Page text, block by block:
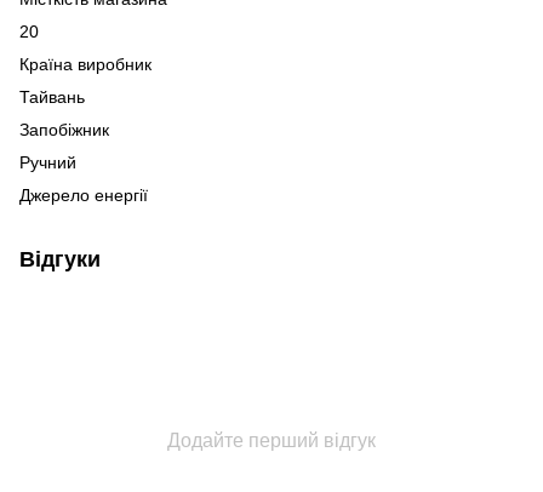
20
Країна виробник
Тайвань
Запобіжник
Ручний
Джерело енергії
Відгуки
Додайте перший відгук